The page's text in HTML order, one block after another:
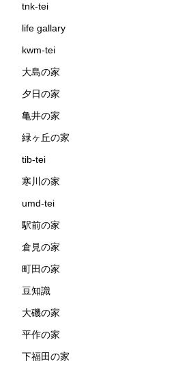
tnk-tei
life gallary
kwm-tei
大島の家
夕日の家
亀井の家
緑ヶ丘の家
tib-tei
寒川の家
umd-tei
駅前の家
倉見の家
町田の家
豆知識
大磯の家
平作の家
下福田の家